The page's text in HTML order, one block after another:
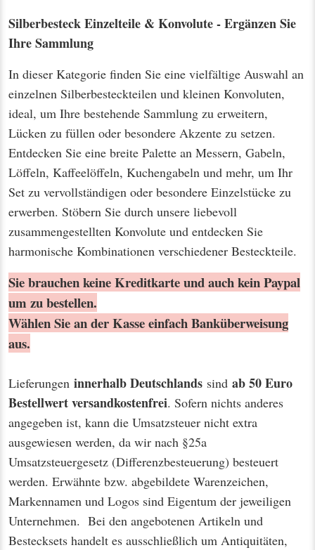
Silberbesteck Einzelteile & Konvolute - Ergänzen Sie
Ihre Sammlung
In dieser Kategorie finden Sie eine vielfältige Auswahl an
einzelnen Silberbesteckteilen und kleinen Konvoluten,
ideal, um Ihre bestehende Sammlung zu erweitern,
Lücken zu füllen oder besondere Akzente zu setzen.
Entdecken Sie eine breite Palette an Messern, Gabeln,
Löffeln, Kaffeelöffeln, Kuchengabeln und mehr, um Ihr
Set zu vervollständigen oder besondere Einzelstücke zu
erwerben. Stöbern Sie durch unsere liebevoll
zusammengestellten Konvolute und entdecken Sie
harmonische Kombinationen verschiedener Besteckteile.
Sie brauchen keine Kreditkarte und auch kein Paypal
um zu bestellen.
Wählen Sie an der Kasse einfach Banküberweisung
aus.
Lieferungen innerhalb Deutschlands sind ab 50 Euro
Bestellwertversandkostenfrei. Sofern nichts anderes
angegeben ist, kann die Umsatzsteuer nicht extra
ausgewiesen werden, da wir nach §25a
Umsatzsteuergesetz (Differenzbesteuerung) besteuert
werden. Erwähnte bzw. abgebildete Warenzeichen,
Markennamen und Logos sind Eigentum der jeweiligen
Unternehmen. Bei den angebotenen Artikeln und
Bestecksets handelt es ausschließlich um Antiquitäten,